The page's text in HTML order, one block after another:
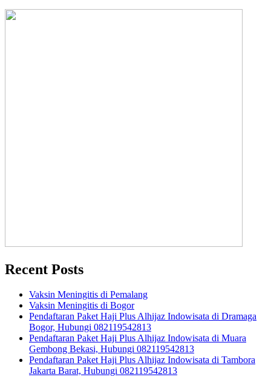
Recent Posts
Vaksin Meningitis di Pemalang
Vaksin Meningitis di Bogor
Pendaftaran Paket Haji Plus Alhijaz Indowisata di Dramaga
Bogor, Hubungi 082119542813
Pendaftaran Paket Haji Plus Alhijaz Indowisata di Muara
Gembong Bekasi, Hubungi 082119542813
Pendaftaran Paket Haji Plus Alhijaz Indowisata di Tambora
Jakarta Barat, Hubungi 082119542813